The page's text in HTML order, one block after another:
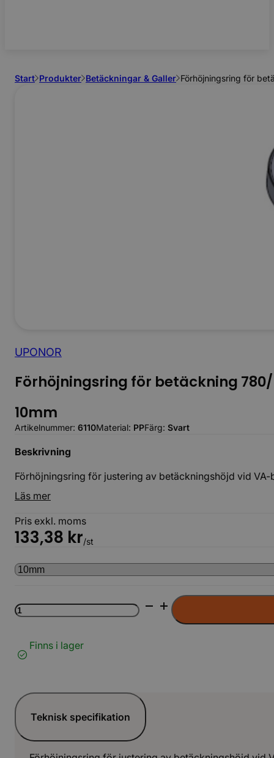
Start Produkter Betäckningar & Galler Förhöjningsring för
UPONOR
Förhöjningsring för betäckning 780/
10mm
Artikelnummer: 6110Material: PPFärg: Svart
Beskrivning
Förhöjningsring för justering av betäckningshöjd vid
Läs mer
Pris exkl. moms
133,38 kr/st
Förhöjningsring
för
LAG
mängd
Finns i lager
Teknisk specifikation